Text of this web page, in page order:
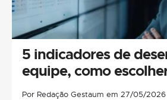
5 indicadores de
equipe, como
Por Redação Gestaum em 27/05/2026